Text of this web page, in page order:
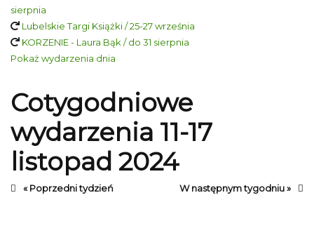
sierpnia
Lubelskie Targi Książki / 25-27 września
KORZENIE - Laura Bąk / do 31 sierpnia
Pokaż wydarzenia dnia
Cotygodniowe
wydarzenia 11-17
listopad 2024
« Poprzedni tydzień W następnym tygodniu »